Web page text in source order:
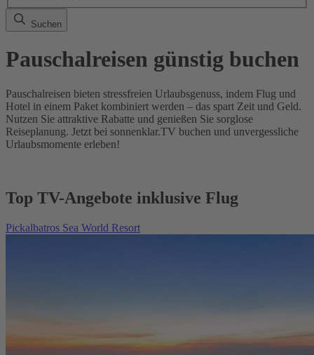
Suchen
Pauschalreisen günstig buchen
Pauschalreisen bieten stressfreien Urlaubsgenuss, indem Flug und
Hotel in einem Paket kombiniert werden – das spart Zeit und Geld.
Nutzen Sie attraktive Rabatte und genießen Sie sorglose
Reiseplanung. Jetzt bei sonnenklar.TV buchen und unvergessliche
Urlaubsmomente erleben!
Top TV-Angebote inklusive Flug
Pickalbatros Sea World Resort